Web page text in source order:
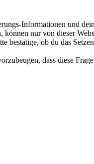
Informationen und
nur von dieser
bestätige, ob du das
dass diese